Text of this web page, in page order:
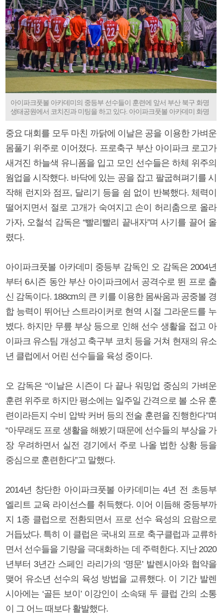
아이파크풋볼 아카데미의 중등부 선수들이 훈련에 앞서 부산 북구 화명
생태공원에서 코치진과 미팅을 하고 있다. 아이파크풋볼 아카데미 화명
중요 대회를 모두 마친 까닭에 이날은 공을 이용한 가벼운
몸풀기 위주로 이어졌다. 프로축구 부산 아이파크 로고가
새겨진 하늘색 유니폼을 입고 모인 선수들은 하체 위주의
웜업을 시작했다. 바닥에 있는 공을 잡고 팔굽혀펴기를 시
작해 런지와 점프, 달리기 등을 쉼 없이 반복했다. 체력이
떨어지면서 절로 고개가 숙여지고 손이 허리춤으로 올라
가자, 오철석 감독은 “빨리빨리 끝내자”며 사기를 끌어 올
렸다.
아이파크풋볼 아카데미 중등부 감독인 오 감독은 2004년
부터 6시즌 동안 부산 아이파크에서 공격수로 뛴 프로 출
신 감독이다. 188cm의 큰 키를 이용한 몸싸움과 공중볼 경
합 능력이 뛰어난 스트라이커로 현역 시절 그라운드를 누
볐다. 하지만 무릎 부상 등으로 인해 선수 생활을 접고 아
이파크 유스팀 개성고 축구부 코치 등을 거쳐 현재의 유소
년 클럽에서 어린 선수들을 육성 중이다.
오 감독은 “이날은 시즌이 다 끝나 워밍업 중심의 가벼운
훈련 위주로 하지만 평소에는 일주일 간격으로 볼 소유 훈
련이라든지 수비 압박 커버 등의 전술 훈련을 진행한다”며
“아무래도 프로 생활을 해봤기 때문에 선수들의 부상을 가
장 우려하면서 실전 경기에서 주로 나올 법한 상황 등을
중심으로 훈련한다”고 말했다.
2014년 창단한 아이파크풋볼 아카데미는 4년 전 초등부
엘리트 교육 라이선스를 취득했다. 이어 이듬해 중등부까
지 1종 클럽으로 전환되면서 프로 선수 육성의 요람으로
거듭났다. 특히 이 클럽은 국내외 프로 축구클럽과 교류하
면서 선수들을 기량을 극대화하는 데 주력한다. 지난 2020
년부터 3년간 스페인 라리가의 ‘명문’ 발렌시아와 협약을
맺어 유소년 선수의 육성 방법을 교류했다. 이 기간 발렌
시아에는 ‘골든 보이’ 이강인이 소속돼 두 클럽 간의 소통
이 그 어느 때보다 활발했다.